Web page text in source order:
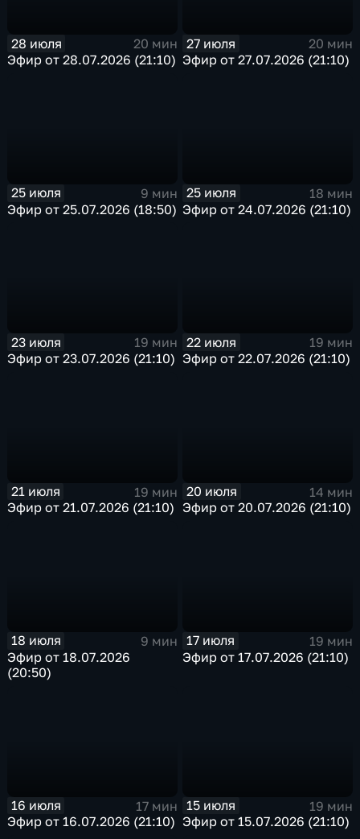
28 июля
20 мин
Эфир от 28.07.2026 (21:10)
27 июля
20 мин
Эфир от 27.07.2026 (21:10)
25 июля
9 мин
Эфир от 25.07.2026 (18:50)
25 июля
18 мин
Эфир от 24.07.2026 (21:10)
23 июля
19 мин
Эфир от 23.07.2026 (21:10)
22 июля
19 мин
Эфир от 22.07.2026 (21:10)
21 июля
19 мин
Эфир от 21.07.2026 (21:10)
20 июля
14 мин
Эфир от 20.07.2026 (21:10)
18 июля
9 мин
Эфир от 18.07.2026
(20:50)
17 июля
19 мин
Эфир от 17.07.2026 (21:10)
16 июля
17 мин
Эфир от 16.07.2026 (21:10)
15 июля
19 мин
Эфир от 15.07.2026 (21:10)